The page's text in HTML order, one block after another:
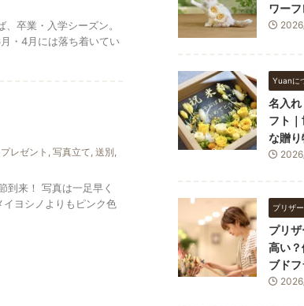
卒業・入学シーズン。
・4月には落ち着いてい
プレゼント 写真立て 送別
到来！ 写真は一足早く
ヨシノよりもピンク色
ワー
Yuanに
名入
フト
な贈り
プリザ
プリ
高い
ブド